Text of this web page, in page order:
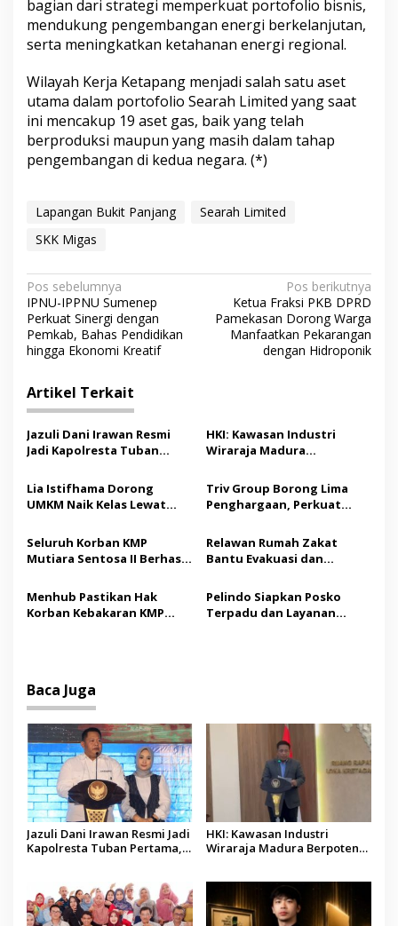
bagian dari strategi memperkuat portofolio bisnis,
mendukung pengembangan energi berkelanjutan,
serta meningkatkan ketahanan energi regional.
Wilayah Kerja Ketapang menjadi salah satu aset
utama dalam portofolio Searah Limited yang saat
ini mencakup 19 aset gas, baik yang telah
berproduksi maupun yang masih dalam tahap
pengembangan di kedua negara. (*)
Lapangan Bukit Panjang
Searah Limited
SKK Migas
N
a
v
i
g
a
s
i
p
o
s
Pos sebelumnya
IPNU-IPPNU Sumenep
Perkuat Sinergi dengan
Pemkab, Bahas Pendidikan
hingga Ekonomi Kreatif
Pos berikutnya
Ketua Fraksi PKB DPRD
Pamekasan Dorong Warga
Manfaatkan Pekarangan
dengan Hidroponik
Artikel Terkait
Jazuli Dani Irawan Resmi
Jadi Kapolresta Tuban
Harkamtibmas
HKI: Kawasan Industri
Wiraraja Madura
Pertumbuhan Ekonomi
Baru
Lia Istifhama Dorong
UMKM Naik Kelas Lewat
Soroti Pemberdayaan
Difabel
Triv Group Borong Lima
Penghargaan, Perkuat
Aset Digital Terpercaya
Seluruh Korban KMP
Mutiara Sentosa II Berhasil
Audit Operator Kapal
Relawan Rumah Zakat
Bantu Evakuasi dan
Kebakaran KMP Mutiara
Sentosa II
Menhub Pastikan Hak
Korban Kebakaran KMP
Pelindo Siapkan Posko
Terpadu dan Layanan
Baca Juga
Jazuli Dani Irawan Resmi Jadi
Kapolresta Tuban Pertama,
HKI: Kawasan Industri
Wiraraja Madura Berpotensi